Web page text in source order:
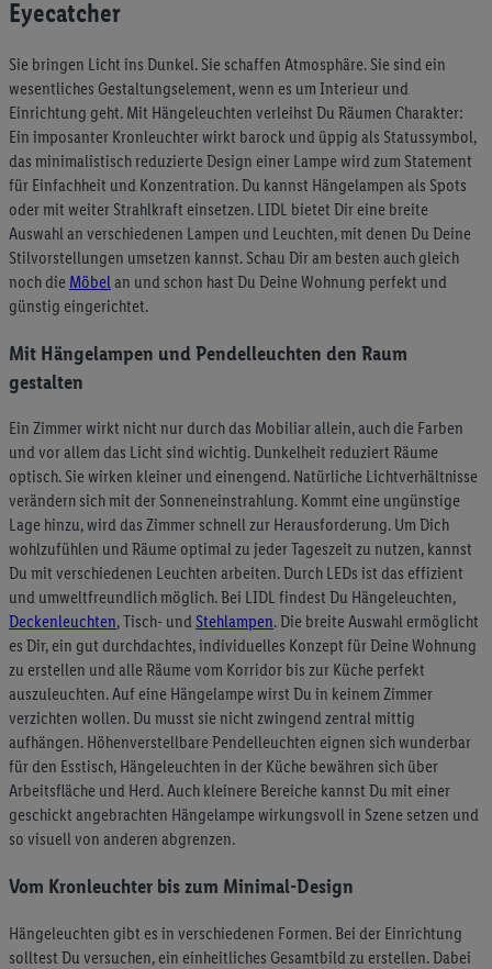
Eyecatcher
Sie bringen Licht ins Dunkel. Sie schaffen Atmosphäre. Sie sind ein
wesentliches Gestaltungselement, wenn es um Interieur und
Einrichtung geht. Mit Hängeleuchten verleihst Du Räumen Charakter:
Ein imposanter Kronleuchter wirkt barock und üppig als Statussymbol,
das minimalistisch reduzierte Design einer Lampe wird zum Statement
für Einfachheit und Konzentration. Du kannst Hängelampen als Spots
oder mit weiter Strahlkraft einsetzen. LIDL bietet Dir eine breite
Auswahl an verschiedenen Lampen und Leuchten, mit denen Du Deine
Stilvorstellungen umsetzen kannst. Schau Dir am besten auch gleich
noch die Möbelan und schon hast Du Deine Wohnung perfekt und
günstig eingerichtet.
Mit Hängelampen und Pendelleuchten den Raum
gestalten
Ein Zimmer wirkt nicht nur durch das Mobiliar allein, auch die Farben
und vor allem das Licht sind wichtig. Dunkelheit reduziert Räume
optisch. Sie wirken kleiner und einengend. Natürliche Lichtverhältnisse
verändern sich mit der Sonneneinstrahlung. Kommt eine ungünstige
Lage hinzu, wird das Zimmer schnell zur Herausforderung. Um Dich
wohlzufühlen und Räume optimal zu jeder Tageszeit zu nutzen, kannst
Du mit verschiedenen Leuchten arbeiten. Durch LEDs ist das effizient
und umweltfreundlich möglich. Bei LIDL findest Du Hängeleuchten,
Deckenleuchten, Tisch- und Stehlampen. Die breite Auswahl ermöglicht
es Dir, ein gut durchdachtes, individuelles Konzept für Deine Wohnung
zu erstellen und alle Räume vom Korridor bis zur Küche perfekt
auszuleuchten. Auf eine Hängelampe wirst Du in keinem Zimmer
verzichten wollen. Du musst sie nicht zwingend zentral mittig
aufhängen. Höhenverstellbare Pendelleuchten eignen sich wunderbar
für den Esstisch, Hängeleuchten in der Küche bewähren sich über
Arbeitsfläche und Herd. Auch kleinere Bereiche kannst Du mit einer
geschickt angebrachten Hängelampe wirkungsvoll in Szene setzen und
so visuell von anderen abgrenzen.
Vom Kronleuchter bis zum Minimal-Design
Hängeleuchten gibt es in verschiedenen Formen. Bei der Einrichtung
solltest Du versuchen, ein einheitliches Gesamtbild zu erstellen. Dabei